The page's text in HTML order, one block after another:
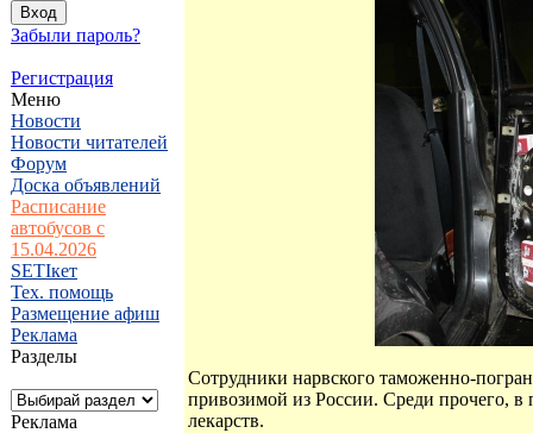
Забыли пароль?
Регистрация
Меню
Новости
Новости читателей
Форум
Доска объявлений
Расписание
автобусов с
15.04.2026
SETIкет
Тех. помощь
Размещение афиш
Реклама
Разделы
Реклама
Сотрудники нарвского таможенно-
привозимой из России. Среди прочего, в
лекарств.